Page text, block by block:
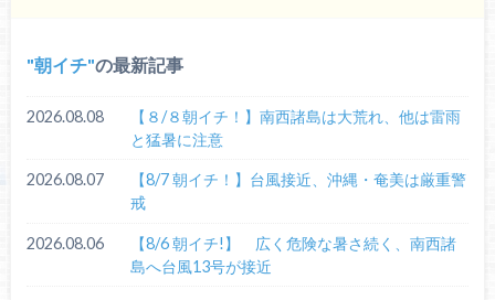
朝イチ の最新記事
2026.08.08
【８/８朝イチ！】南西諸島は大荒れ、他は雷雨
と猛暑に注意
2026.08.07
【8/7 朝イチ！】台風接近、沖縄・奄美は厳重警
戒
2026.08.06
【8/6 朝イチ!】 広く危険な暑さ続く、南西諸
島へ台風13号が接近